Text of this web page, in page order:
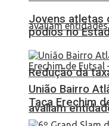
Redução da
avaliam
Jovens atletas
pódios no
União Bairro
Taça Erechim